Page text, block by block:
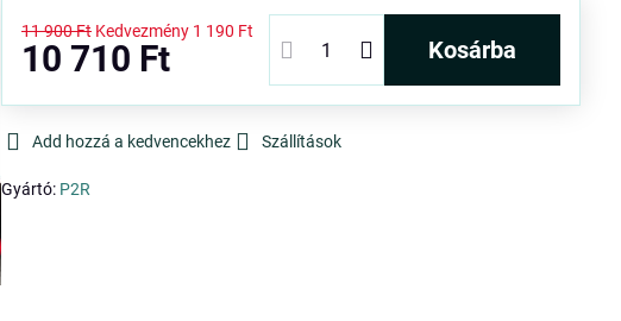
11 900 Ft Kedvezmény 1 190 Ft
10 710 Ft kosárba
Add hozzá a kedvencekhez Szállítások
Gyártó: P2R